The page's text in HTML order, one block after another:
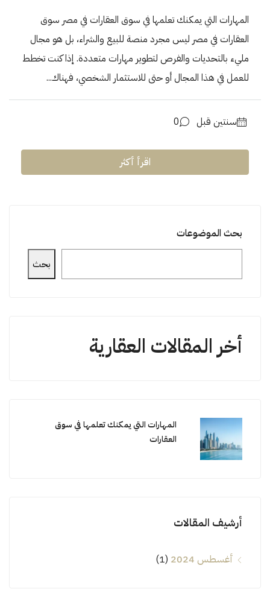
المهارات التي يمكنك تعلمها في سوق العقارات في مصر سوق
العقارات في مصر ليس مجرد منصة للبيع والشراء، بل هو مجال
مليء بالتحديات والفرص لتطوير مهارات متعددة. إذا كنت تخطط
للعمل في هذا المجال أو حتى للاستثمار الشخصي، فهناك...
‏سنتين قبل 0
اقرأ أكثر
بحث الموضوعات
بحث
أخر المقالات العقارية
المهارات التي يمكنك تعلمها في سوق
العقارات
أرشيف المقالات
أغسطس 2024 (1)